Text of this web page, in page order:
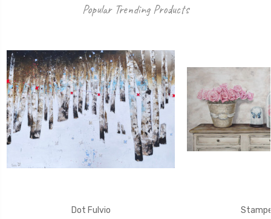
Popular Trending Products
Dot Fulvio